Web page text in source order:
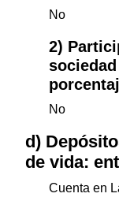
No
2)
No
d)
de vida:
Cuenta en